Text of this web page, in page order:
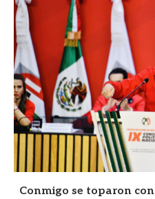
Conmigo se toparon